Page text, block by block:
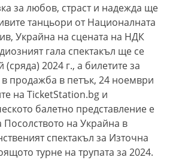
за любов, страст и надежда ще
танцьори от Националната
Украйна на сцената на НДК
гала спектакъл ще се
2024 г., а билетите за
в продажба в петък, 24 ноември
на TicketStation.bg и
балетно представление е
на Украйна в
спектакъл за Източна
турне на трупата за 2024.